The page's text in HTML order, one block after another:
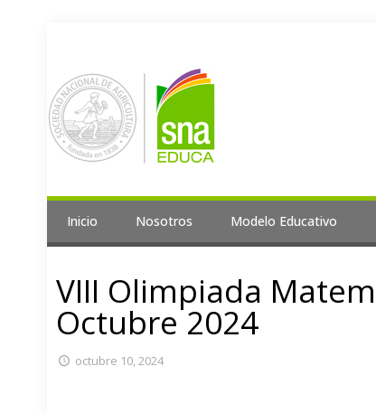
Inicio Nosotros Modelo Educativo
VIII Olimpiada
Octubre 2024
octubre 10, 2024